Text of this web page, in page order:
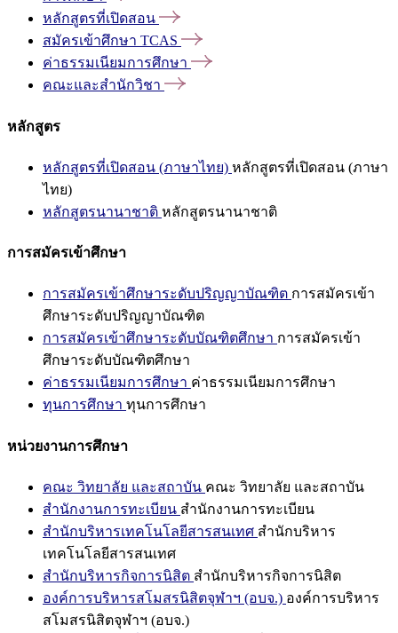
หลักสูตรที่เปิดสอน
สมัครเข้าศึกษา TCAS
ค่าธรรมเนียมการศึกษา
คณะและสำนักวิชา
หลักสูตร
หลักสูตรที่เปิดสอน (ภาษาไทย) หลักสูตรที่เปิดสอน (ภาษา
ไทย)
หลักสูตรนานาชาติ หลักสูตรนานาชาติ
การสมัครเข้าศึกษา
การสมัครเข้าศึกษาระดับปริญญาบัณฑิต การสมัครเข้า
ศึกษาระดับปริญญาบัณฑิต
การสมัครเข้าศึกษาระดับบัณฑิตศึกษา การสมัครเข้า
ศึกษาระดับบัณฑิตศึกษา
ค่าธรรมเนียมการศึกษา ค่าธรรมเนียมการศึกษา
ทุนการศึกษา ทุนการศึกษา
หน่วยงานการศึกษา
คณะ วิทยาลัย และสถาบัน คณะ วิทยาลัย และสถาบัน
สำนักงานการทะเบียน สำนักงานการทะเบียน
สำนักบริหารเทคโนโลยีสารสนเทศ สำนักบริหาร
เทคโนโลยีสารสนเทศ
สำนักบริหารกิจการนิสิต สำนักบริหารกิจการนิสิต
องค์การบริหารสโมสรนิสิตจุฬาฯ (อบจ.) องค์การบริหาร
สโมสรนิสิตจุฬาฯ (อบจ.)